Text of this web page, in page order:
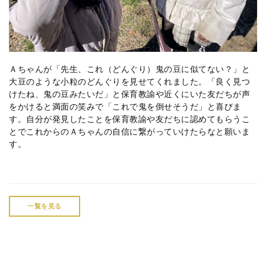
Ａちゃんが「先生、これ（どんぐり）鬼の豆に似てない？」と
大豆のような小粒のどんぐりを見せてくれました。「良く見つ
けたね、鬼の豆みたいだ」と保育教諭や近くにいた友だちが声
をかけると満面の笑みで「これで鬼を倒せそうだ」と喜びま
す。自分が発見したことを保育教諭や友だちに認めてもらうこ
とでこれからのＡちゃんの自信に繋がっていけたらなと願いま
す。
一覧を見る